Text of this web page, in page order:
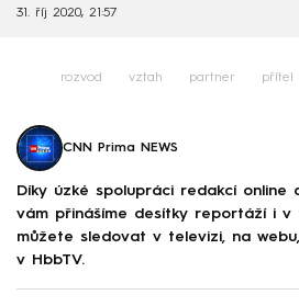
31. říj 2020, 21:57
rozvod vztah partner přítel
CNN Prima NEWS
Díky úzké spolupráci redakcí online
vám přinášíme desítky reportáží i
můžete sledovat v televizi, na
v HbbTV.